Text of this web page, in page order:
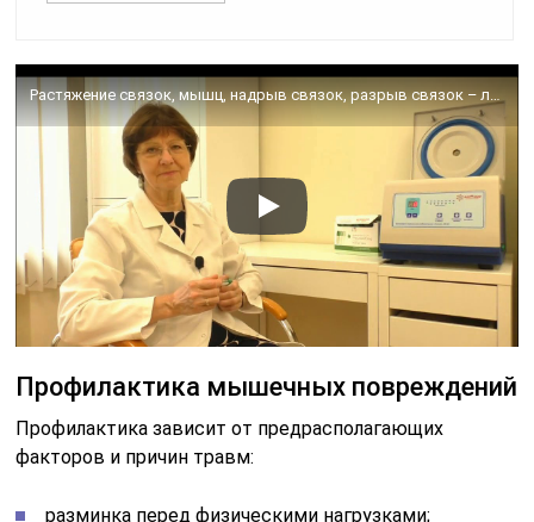
Растяжение связок, мышц, надрыв связок, разрыв связок – лечение аутоплазмой
Профилактика мышечных повреждений
Профилактика зависит от предрасполагающих
факторов и причин травм:
разминка перед физическими нагрузками;